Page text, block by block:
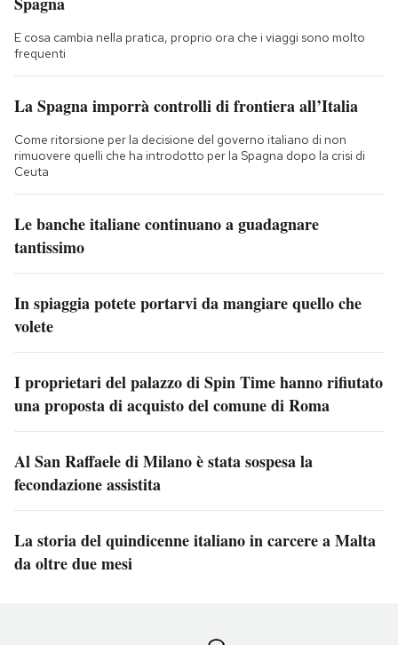
E cosa cambia nella pratica, proprio ora che i viaggi sono molto
frequenti
La Spagna imporrà controlli di frontiera all’Italia
Come ritorsione per la decisione del governo italiano di non
rimuovere quelli che ha introdotto per la Spagna dopo la crisi di
Ceuta
Le banche italiane continuano a guadagnare
tantissimo
In spiaggia potete portarvi da mangiare quello che
volete
I proprietari del palazzo di Spin Time hanno rifiutato
una proposta di acquisto del comune di Roma
Al San Raffaele di Milano è stata sospesa la
fecondazione assistita
La storia del quindicenne italiano in carcere a Malta
da oltre due mesi